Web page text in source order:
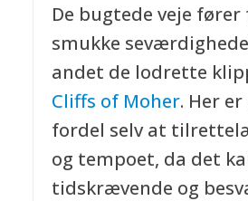
De bugtede veje
smukke
andet de lodrette
Cliffs of Moher. Her
fordel selv at
og tempoet, da det
tidskrævende og